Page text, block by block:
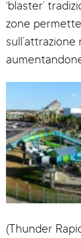
‘blaster’
zone
(Thunder